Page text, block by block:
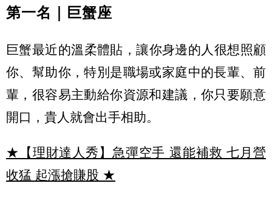
第一名｜巨蟹座
巨蟹最近的溫柔體貼，讓你身邊的人很想照顧
你、幫助你，特別是職場或家庭中的長輩、前
輩，很容易主動給你資源和建議， 你只要願意
開口，貴人就會出手相助。
★【理財達人秀】急彈空手 還能補救 七月營
收猛 起漲搶賺股 ★